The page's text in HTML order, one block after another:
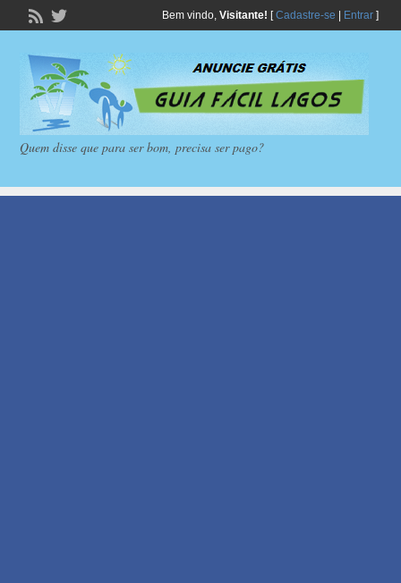
Bem vindo, Visitante! [Cadastre-se Entrar]
Quem disse que para ser bom, precisa ser pago?